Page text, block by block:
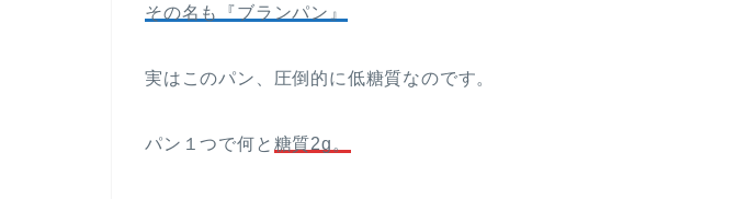
その名も『ブランパン』
実はこのパン、圧倒的に低糖質なのです。
パン１つで何と 糖質2g。